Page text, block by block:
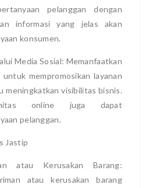
pelanggan dengan
informasi yang jelas akan
konsumen.
Media Sosial: Memanfaatkan
mempromosikan layanan
meningkatkan visibilitas bisnis.
online juga dapat
pelanggan.
Jastip
atau Kerusakan Barang:
atau kerusakan barang